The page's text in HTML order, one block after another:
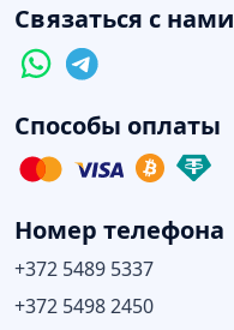
Связаться с нами
Способы оплаты
Номер телефона
+372 5489 5337
+372 5498 2450